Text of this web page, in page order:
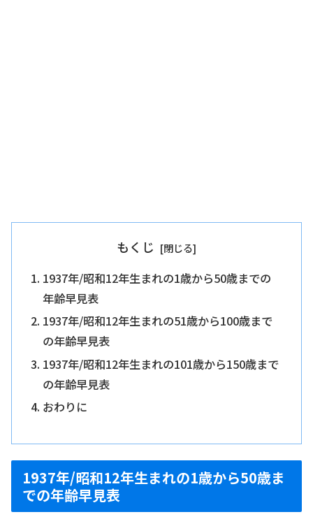
もくじ
1937年/昭和12年生まれの1歳から50歳までの
年齢早見表
1937年/昭和12年生まれの51歳から100歳まで
の年齢早見表
1937年/昭和12年生まれの101歳から150歳まで
の年齢早見表
おわりに
1937年/昭和12年生まれの1歳から50歳ま
での年齢早見表